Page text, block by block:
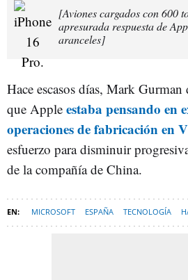
[Aviones cargados con 600
apresurada respuesta de
aranceles]
Hace escasos días, Mark Gurman
que Apple estaba pensando en
operaciones de fabricación en
esfuerzo para disminuir
de la compañía de China.
MICROSOFT ESPAÑA TECNOLOGÍA